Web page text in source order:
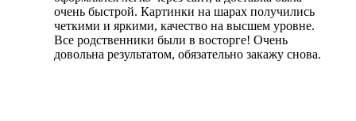
очень быстрой. Картинки на шарах получились
четкими и яркими, качество на высшем уровне.
Все родственники были в восторге! Очень
довольна результатом, обязательно закажу снова.